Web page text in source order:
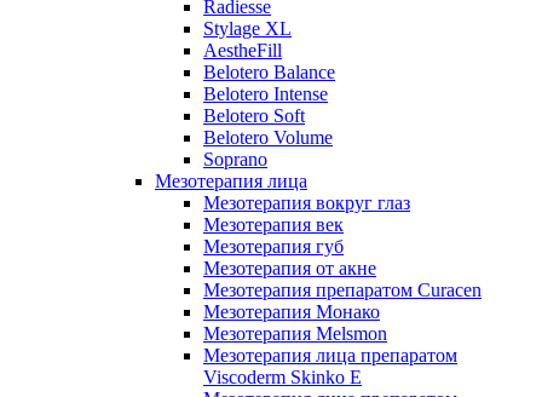
Radiesse
Stylage XL
AestheFill
Belotero Balance
Belotero Intense
Belotero Soft
Belotero Volume
Soprano
Мезотерапия лица
Мезотерапия вокруг глаз
Мезотерапия век
Мезотерапия губ
Мезотерапия от акне
Мезотерапия препаратом Curacen
Мезотерапия Монако
Мезотерапия Melsmon
Мезотерапия лица препаратом
Viscoderm Skinko E